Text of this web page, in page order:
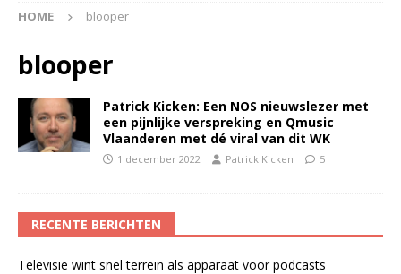
HOME blooper
blooper
Patrick Kicken: Een NOS nieuwslezer met
een pijnlijke verspreking en Qmusic
Vlaanderen met dé viral van dit WK
1 december 2022 Patrick Kicken 5
RECENTE BERICHTEN
Televisie wint snel terrein als apparaat voor podcasts